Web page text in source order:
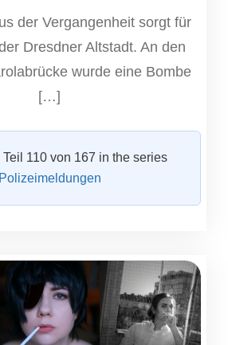
der Vergangenheit sorgt für
Dresdner Altstadt. An den
wurde eine Bombe
[…]
110 von 167 in the series
Polizeimeldungen